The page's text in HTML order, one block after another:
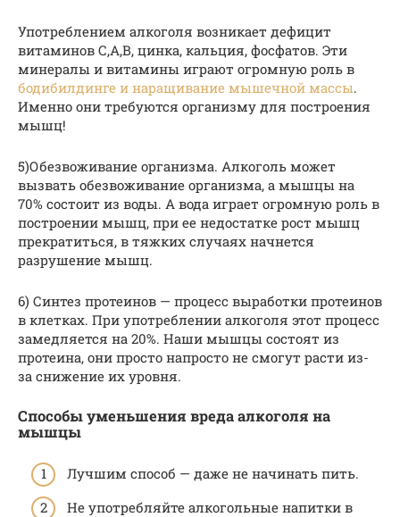
Употреблением алкоголя возникает дефицит
витаминов С,А,В, цинка, кальция, фосфатов. Эти
минералы и витамины играют огромную роль в
бодибилдинге и наращивание мышечной массы.
Именно они требуются организму для построения
мышц!
5)Обезвоживание организма. Алкоголь может
вызвать обезвоживание организма, а мышцы на
70% состоит из воды. А вода играет огромную роль в
построении мышц, при ее недостатке рост мышц
прекратиться, в тяжких случаях начнется
разрушение мышц.
6) Синтез протеинов — процесс выработки протеинов
в клетках. При употреблении алкоголя этот процесс
замедляется на 20%. Наши мышцы состоят из
протеина, они просто напросто не смогут расти из-
за снижение их уровня.
Способы уменьшения вреда алкоголя на
мышцы
Лучшим способ — даже не начинать пить.
Не употребляйте алкогольные напитки в